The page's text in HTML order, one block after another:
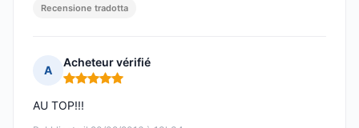
Recensione tradotta
A
Acheteur vérifié
Nota: 5 su 5
AU TOP!!!